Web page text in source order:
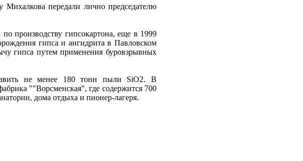
Михалкова передали лично председателю
производству гипсокартона, еще в 1999
гипса и ангидрита в Павловском
гипса путем применения буровзрывных
не менее 180 тонн пыли SiO2. В
""Ворсменская", где содержится 700
дома отдыха и пионер-лагеря.